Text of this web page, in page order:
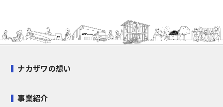
ナカザワの想い
事業紹介